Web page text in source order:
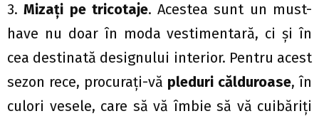
3.Mizaţi pe tricotaje. Acestea sunt un must-
have nu doar în moda vestimentară, ci şi în
cea destinată designului interior. Pentru acest
sezon rece, procuraţi-vă pleduri călduroase, în
culori vesele, care să vă îmbie să vă cuibăriţi